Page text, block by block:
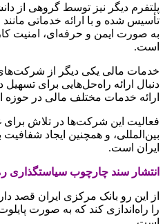
پلتفرم دیگر نیز توسط گروهی از
تأسیس شده و با ارائه خدماتی
به صورت ایمن و حرفه‌ای، امنیت
است.
خدمات مالی یکی دیگر از
دنبال ارائه راه‌حل‌هایی برای
ارائه خدمات مختلف مالی در حوزه
فعالیت این شرکت‌ها در تلاش برای
بین‌المللی، و همچنین ایجاد شفافیت
ایران است.
انتشار سند چارچوب سیاستگذاری
از این رو بانک مرکزی ایران قصد
را راه‌اندازی کند که به صورت